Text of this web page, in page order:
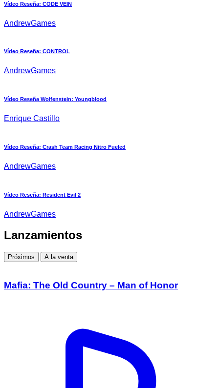
Vídeo Reseña: CODE VEIN
AndrewGames
Vídeo Reseña: CONTROL
AndrewGames
Vídeo Reseña Wolfenstein: Youngblood
Enrique Castillo
Vídeo Reseña: Crash Team Racing Nitro Fueled
AndrewGames
Vídeo Reseña: Resident Evil 2
AndrewGames
Lanzamientos
Próximos A la venta
Mafia: The Old Country – Man of Honor